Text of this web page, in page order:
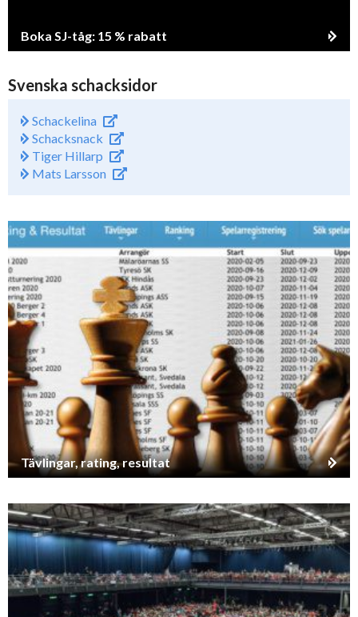
Boka SJ-tåg: 15 % rabatt
Svenska schacksidor
Schackelina
Schacksnack
Tiger Hillarp
Mats Larsson
Tävlingar, rating, resultat